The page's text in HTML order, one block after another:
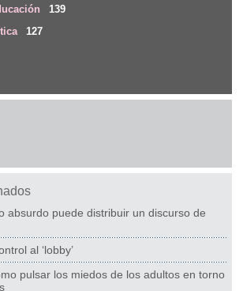
139
127
absurdo puede distribuir un discurso de
al ‘lobby’
pulsar los miedos de los adultos en torno